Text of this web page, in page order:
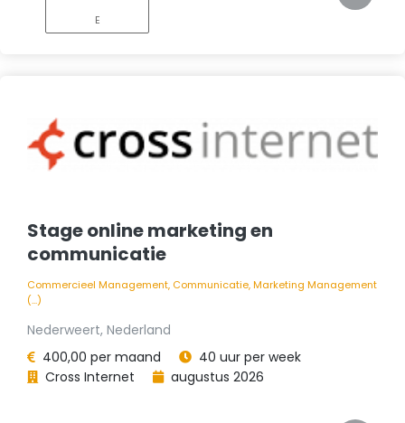
E
Stage online marketing en
communicatie
Commercieel Management, Communicatie, Marketing Management
(...)
Nederweert, Nederland
400,00 per maand
40 uur per week
Cross Internet
augustus 2026